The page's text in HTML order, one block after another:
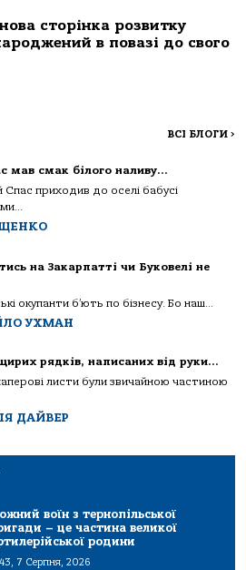
сторінка розвитку
в повазі до свого
ВСІ БЛОГИ >
мав смак білого наливу…
Спас приходив до оселі бабусі
на Закарпатті чи Буковелі не
окупанти б’ють по бізнесу. Бо наш...
УХМАН
рядків, написаних від руки…
листи були звичайною частиною
ДАЙВЕР
воїн з тернопільської
– це частина великої
родини
7 Серпня, 2026